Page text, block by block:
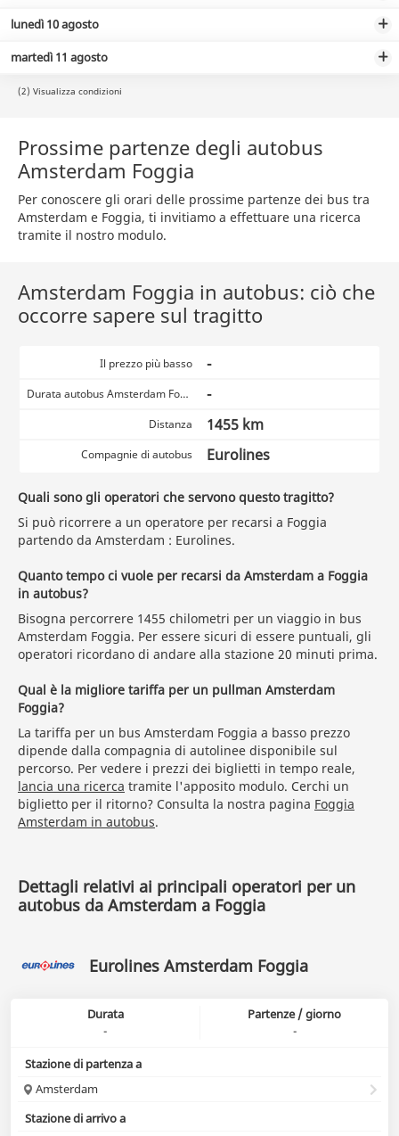
lunedì 10 agosto
martedì 11 agosto
(2) Visualizza condizioni
Prossime partenze degli autobus
Amsterdam Foggia
Per conoscere gli orari delle prossime partenze dei bus tra
Amsterdam e Foggia, ti invitiamo a effettuare una ricerca
tramite il nostro modulo.
Amsterdam Foggia in autobus: ciò che
occorre sapere sul tragitto
Il prezzo più basso -
Durata autobus Amsterdam Foggia -
Distanza 1455 km
Compagnie di autobus Eurolines
Quali sono gli operatori che servono questo tragitto?
Si può ricorrere a un operatore per recarsi a Foggia
partendo da Amsterdam : Eurolines.
Quanto tempo ci vuole per recarsi da Amsterdam a Foggia
in autobus?
Bisogna percorrere 1455 chilometri per un viaggio in bus
Amsterdam Foggia. Per essere sicuri di essere puntuali, gli
operatori ricordano di andare alla stazione 20 minuti prima.
Qual è la migliore tariffa per un pullman Amsterdam
Foggia?
La tariffa per un bus Amsterdam Foggia a basso prezzo
dipende dalla compagnia di autolinee disponibile sul
percorso. Per vedere i prezzi dei biglietti in tempo reale,
lancia una ricerca tramite l'apposito modulo. Cerchi un
biglietto per il ritorno? Consulta la nostra pagina Foggia
Amsterdam in autobus.
Dettagli relativi ai principali operatori per un
autobus da Amsterdam a Foggia
Eurolines Amsterdam Foggia
Durata
Partenze / giorno
-
-
Stazione di partenza a
Amsterdam
Stazione di arrivo a